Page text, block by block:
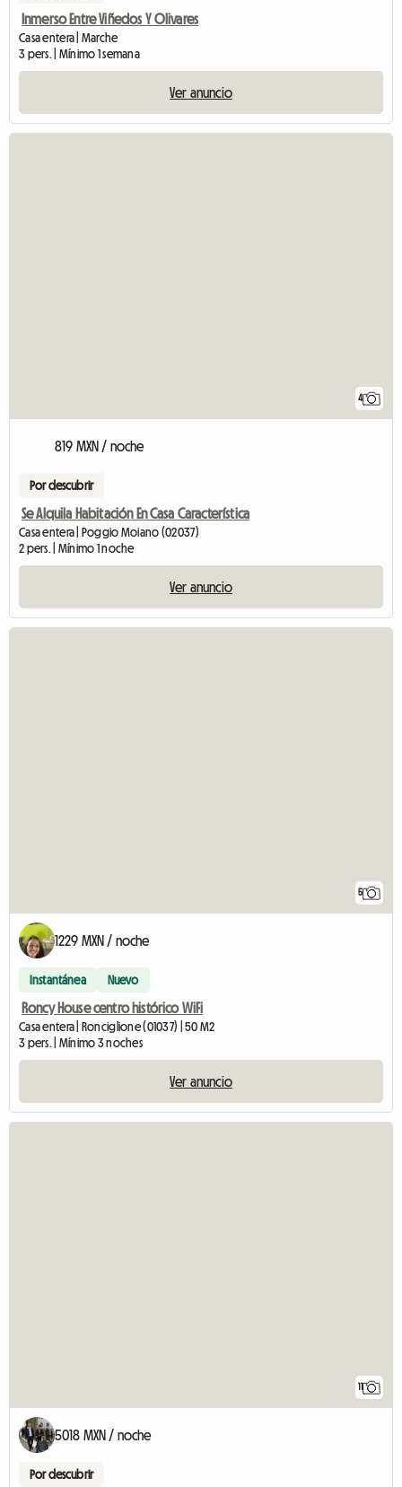
Inmerso Entre Viñedos Y Olivares
Casa entera | Marche
3 pers. | Mínimo 1 semana
Ver anuncio
4
819 MXN / noche
Por descubrir
Se Alquila Habitación En Casa Característica
Casa entera | Poggio Moiano (02037)
2 pers. | Mínimo 1 noche
Ver anuncio
5
1229 MXN / noche
Instantánea Nuevo
Roncy House centro histórico WiFi
Casa entera | Ronciglione (01037) | 50 M2
3 pers. | Mínimo 3 noches
Ver anuncio
11
5018 MXN / noche
Por descubrir